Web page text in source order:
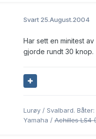
Svart 25.August.2004
Har sett en minitest
gjorde rundt 30 knop.
Lurøy / Svalbard.
Yamaha /Achilles LS4